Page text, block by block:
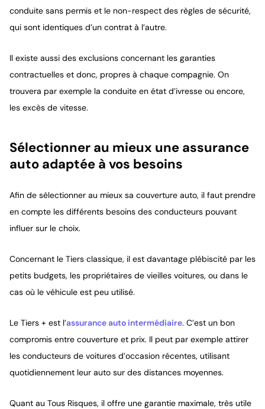
conduite sans permis et le non-respect des règles de sécurité,
qui sont identiques d’un contrat à l’autre.
Il existe aussi des exclusions concernant les garanties
contractuelles et donc, propres à chaque compagnie. On
trouvera par exemple la conduite en état d’ivresse ou encore,
les excès de vitesse.
Sélectionner au mieux une assurance
auto adaptée à vos besoins
Afin de sélectionner au mieux sa couverture auto, il faut prendre
en compte les différents besoins des conducteurs pouvant
influer sur le choix.
Concernant le Tiers classique, il est davantage plébiscité par les
petits budgets, les propriétaires de vieilles voitures, ou dans le
cas où le véhicule est peu utilisé.
Le Tiers + est l’assurance auto intermédiaire. C’est un bon
compromis entre couverture et prix. Il peut par exemple attirer
les conducteurs de voitures d’occasion récentes, utilisant
quotidiennement leur auto sur des distances moyennes.
Quant au Tous Risques, il offre une garantie maximale, très utile